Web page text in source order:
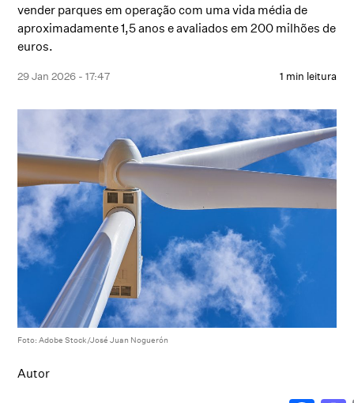
vender parques em operação com uma vida média de
aproximadamente 1,5 anos e avaliados em 200 milhões de
euros.
29 Jan 2026 - 17:47 1 min leitura
Foto: Adobe Stock/José Juan Noguerón
Autor